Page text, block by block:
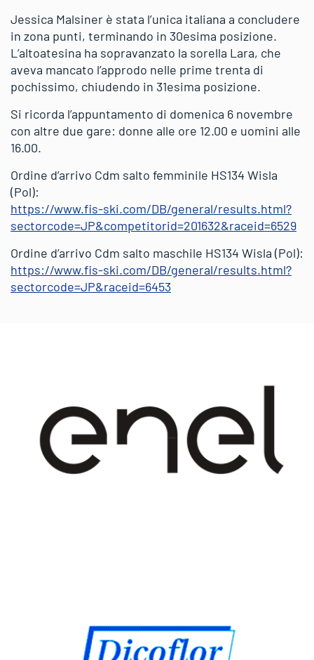
Jessica Malsiner è stata l’unica italiana a concludere
in zona punti, terminando in 30esima posizione.
L’altoatesina ha sopravanzato la sorella Lara, che
aveva mancato l’approdo nelle prime trenta di
pochissimo, chiudendo in 31esima posizione.
Si ricorda l’appuntamento di domenica 6 novembre
con altre due gare: donne alle ore 12.00 e uomini alle
16.00.
Ordine d’arrivo Cdm salto femminile HS134 Wisla
(Pol):
https://www.fis-ski.com/DB/general/results.html?
sectorcode=JP&competitorid=201632&raceid=6529
Ordine d’arrivo Cdm salto maschile HS134 Wisla (Pol):
https://www.fis-ski.com/DB/general/results.html?
sectorcode=JP&raceid=6453